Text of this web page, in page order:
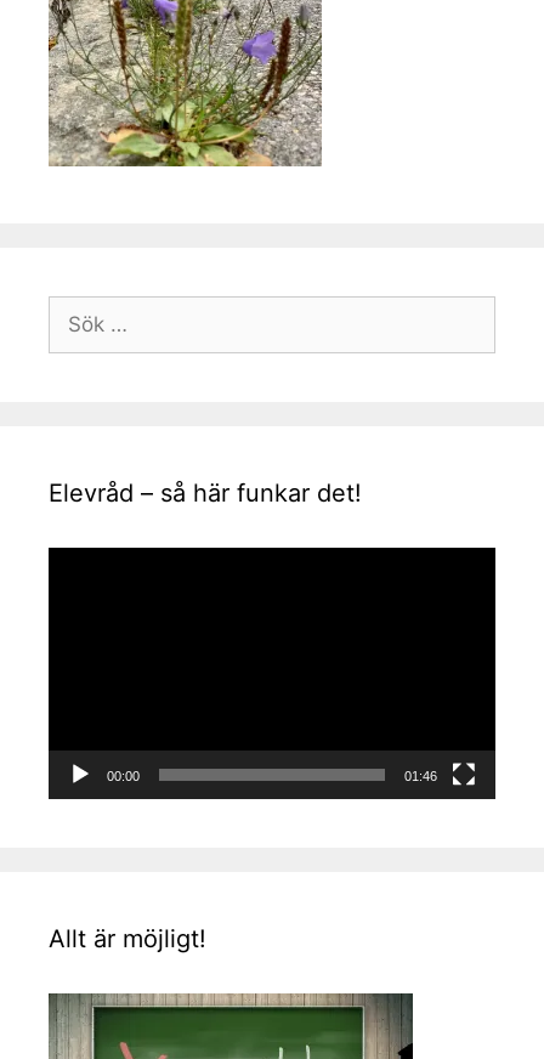
efter:
Elevråd – så här funkar det!
00:00 01:46
Allt är möjligt!